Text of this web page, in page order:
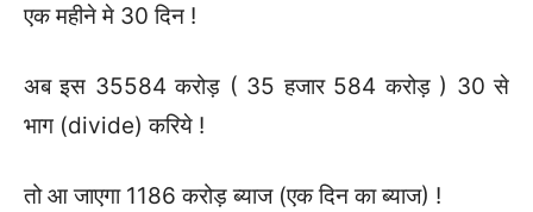
एक महीने मे 30 दिन !
अब इस 35584 करोड़ ( 35 हजार 584 करोड़ ) 30 से
भाग (divide) करिये !
तो आ जाएगा 1186 करोड़ ब्याज (एक दिन का ब्याज) !